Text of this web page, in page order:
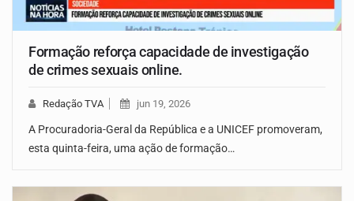
Formação reforça capacidade de investigação
de crimes sexuais online.
Redação TVA jun 19, 2026
A Procuradoria-Geral da República e a UNICEF promoveram,
esta quinta-feira, uma ação de formação…